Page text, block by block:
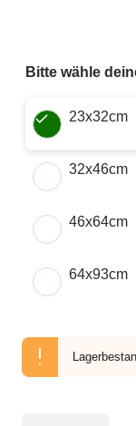
Bitte wähle
Wähle eine Größe
23x32cm
32x46cm
46x64cm
64x93cm